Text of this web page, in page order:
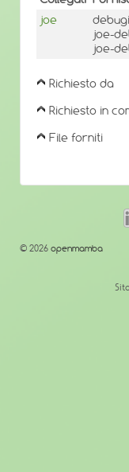
joe
joe-
joe-
Richiesto da
Richiesto in
File forniti
© 2026 openmamba